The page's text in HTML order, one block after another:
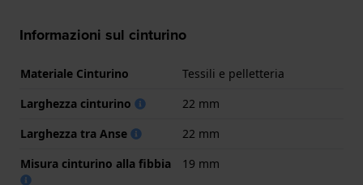
Informazioni sul cinturino
Materiale Cinturino
Tessili e pelletteria
Larghezza cinturino
22 mm
Larghezza tra Anse
22 mm
Misura cinturino alla fibbia
19 mm